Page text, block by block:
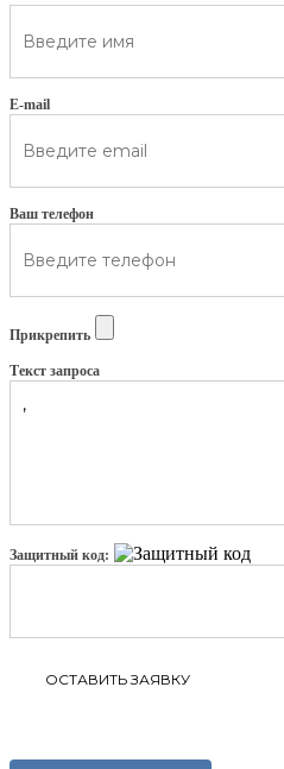
E-mail
Ваш телефон
Прикрепить
Текст запроса
Защитный код: